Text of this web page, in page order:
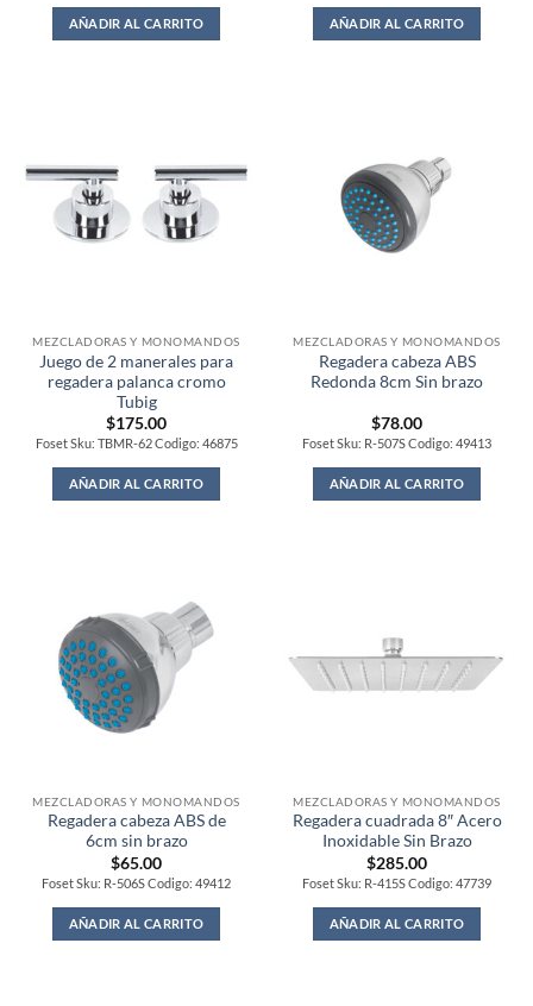
AÑADIR AL CARRITO AÑADIR AL CARRITO
MEZCLADORAS Y MONOMANDOS
Juego de 2 manerales para
regadera palanca cromo
Tubig
$175.00
Foset Sku: TBMR-62 Codigo: 46875
AÑADIR AL CARRITO
MEZCLADORAS Y MONOMANDOS
Regadera cabeza ABS
Redonda 8cm Sin brazo
$78.00
Foset Sku: R-507S Codigo: 49413
AÑADIR AL CARRITO
MEZCLADORAS Y MONOMANDOS
Regadera cabeza ABS de
6cm sin brazo
$65.00
Foset Sku: R-506S Codigo: 49412
AÑADIR AL CARRITO
MEZCLADORAS Y MONOMANDOS
Regadera cuadrada 8″ Acero
Inoxidable Sin Brazo
$285.00
Foset Sku: R-415S Codigo: 47739
AÑADIR AL CARRITO